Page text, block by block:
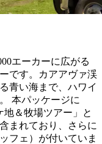
エーカーに広がる
です。カアアヴァ渓
青い海まで、ハワイ
本パッケージに
地＆牧場ツアー」と
まれており、さらに
フェ）が付いていま